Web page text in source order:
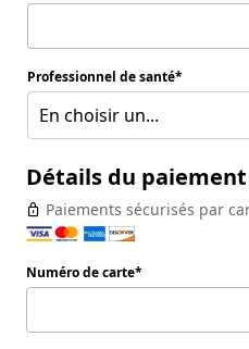
Professionnel de santé
En choisir un...
Détails du paiement
Paiements sécurisés par
Numéro de carte